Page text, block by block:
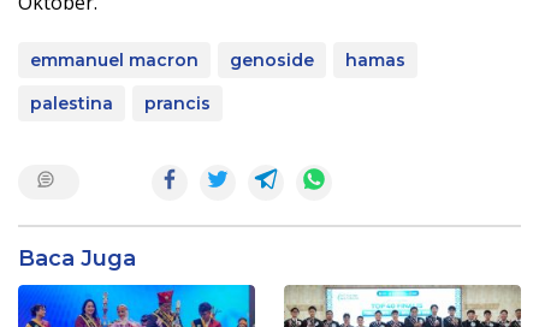
emmanuel macron genoside
hamas
palestina
prancis
Baca Juga